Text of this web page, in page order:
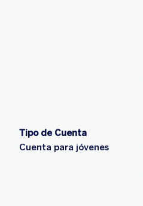
Tipo de Cuenta
Cuenta para jóvenes